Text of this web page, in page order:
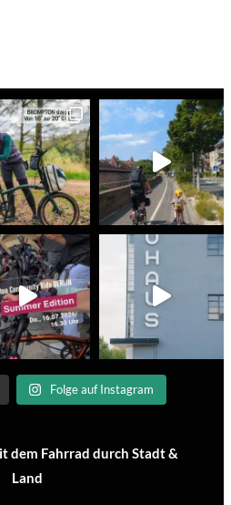
Folge auf Instagram
dem Fahrrad durch Stadt &
Land